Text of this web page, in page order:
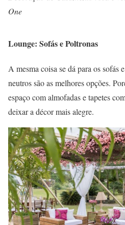
One
Lounge: Sofás e Poltronas
A mesma coisa se dá para os sofás
neutros são as melhores opções.
espaço com almofadas e tapetes
deixar a décor mais alegre.